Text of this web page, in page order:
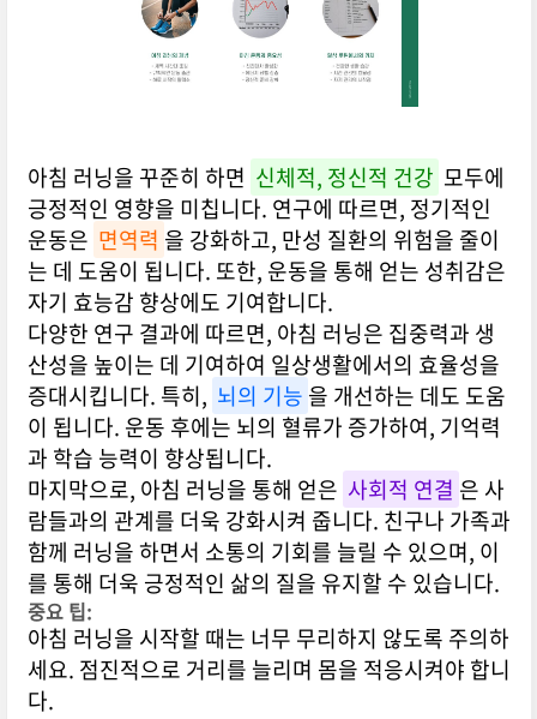
아침 러닝을 꾸준히 하면 신체적, 정신적 건강 모두에
긍정적인 영향을 미칩니다. 연구에 따르면, 정기적인
운동은 면역력 을 강화하고, 만성 질환의 위험을 줄이
는 데 도움이 됩니다. 또한, 운동을 통해 얻는 성취감은
자기 효능감 향상에도 기여합니다.
다양한 연구 결과에 따르면, 아침 러닝은 집중력과 생
산성을 높이는 데 기여하여 일상생활에서의 효율성을
증대시킵니다. 특히, 뇌의 기능 을 개선하는 데도 도움
이 됩니다. 운동 후에는 뇌의 혈류가 증가하여, 기억력
과 학습 능력이 향상됩니다.
마지막으로, 아침 러닝을 통해 얻은 사회적 연결 은 사
람들과의 관계를 더욱 강화시켜 줍니다. 친구나 가족과
함께 러닝을 하면서 소통의 기회를 늘릴 수 있으며, 이
를 통해 더욱 긍정적인 삶의 질을 유지할 수 있습니다.
중요 팁:
아침 러닝을 시작할 때는 너무 무리하지 않도록 주의하
세요. 점진적으로 거리를 늘리며 몸을 적응시켜야 합니
다.